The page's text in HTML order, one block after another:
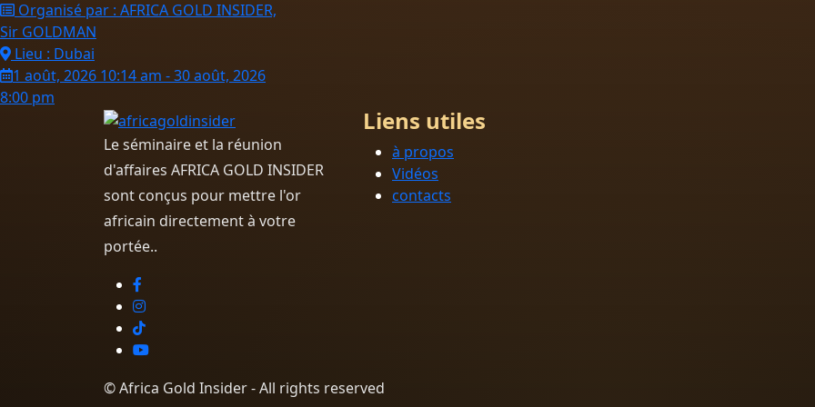
Organisé par : AFRICA GOLD INSIDER,
Sir GOLDMAN
Lieu : Dubai
1 août, 2026 10:14 am - 30 août, 2026
8:00 pm
Le séminaire et la réunion
d'affaires AFRICA GOLD INSIDER
sont conçus pour mettre l'or
africain directement à votre
portée..
Liens utiles
à propos
Vidéos
contacts
© Africa Gold Insider - All rights reserved